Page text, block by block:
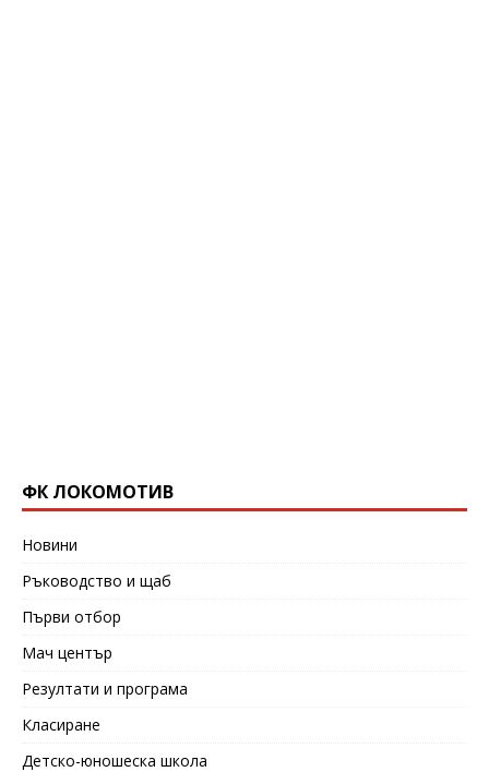
ФК ЛОКОМОТИВ
Новини
Ръководство и щаб
Първи отбор
Мач център
Резултати и програма
Класиране
Детско-юношеска школа